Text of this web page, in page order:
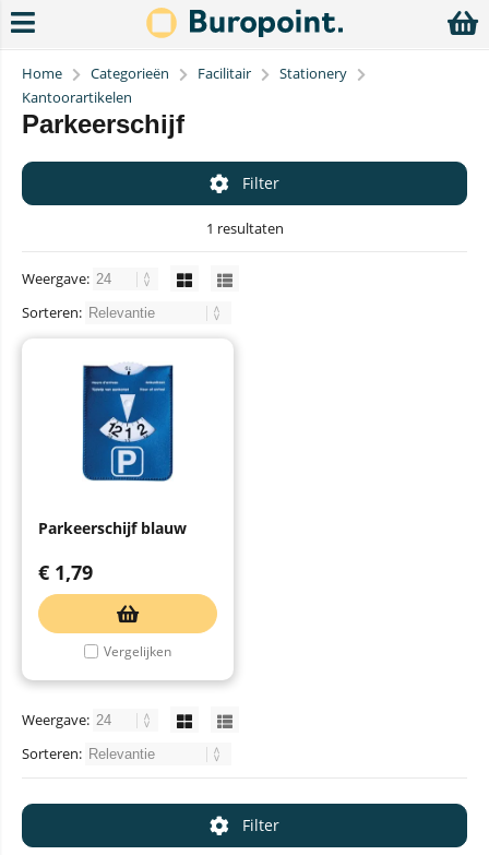
Home Categorieën Facilitair
Stationery
Kantoorartikelen
Parkeerschijf
Filter
1 resultaten
Weergave:
Sorteren:
Parkeerschijf blauw
€ 1,79
Vergelijken
Weergave:
Sorteren:
Filter